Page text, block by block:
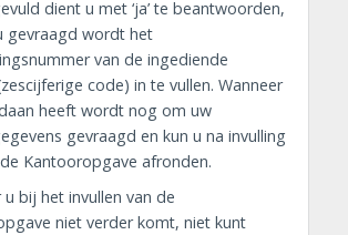
dient u met ‘ja’ te beantwoorden,
gevraagd wordt het
van de ingediende
code) in te vullen. Wanneer
heeft wordt nog om uw
gevraagd en kun u na invulling
Kantooropgave afronden.
u bij het invullen van de
niet verder komt, niet kunt